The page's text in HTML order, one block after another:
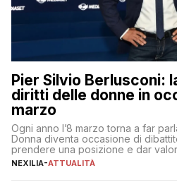
Pier Silvio Berlusconi:
diritti delle donne in
marzo
Ogni anno l’8 marzo torna a far
Donna diventa occasione di
prendere una posizione e dar
sua complessità e crucialità. A
NEXILIA-ATTUALITÀ